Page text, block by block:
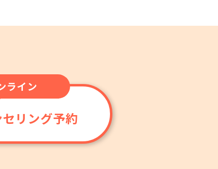
ライン
リング予約